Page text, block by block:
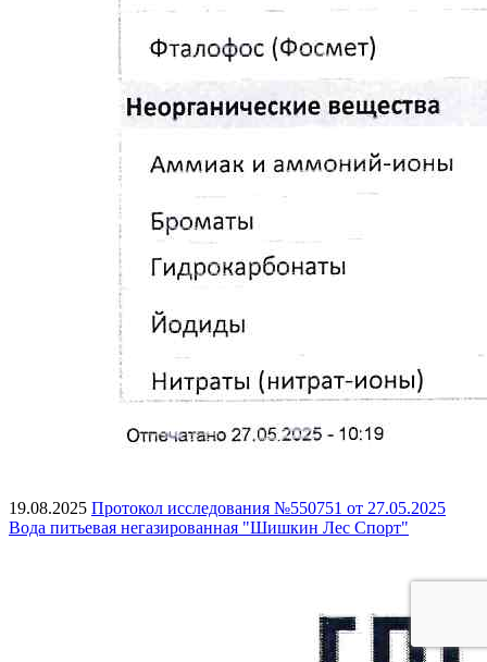
19.08.2025 Протокол исследования №550751 от 27.05.2025
Вода питьевая негазированная "Шишкин Лес Спорт"